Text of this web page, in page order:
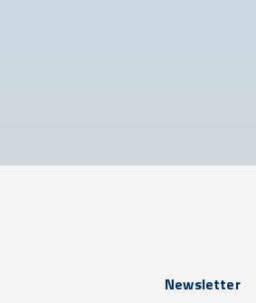
Newsletter